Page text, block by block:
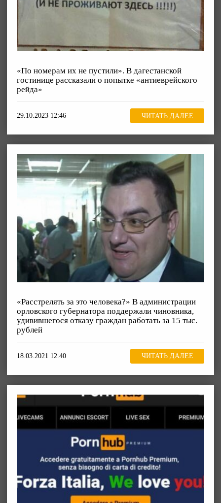
«По номерам их не пустили». В дагестанской
гостинице рассказали о попытке «антиеврейского
рейда»
29.10.2023 12:46 ЧИТАТЬ ДАЛЕЕ
«Расстрелять за это человека?» В администрации
орловского губернатора поддержали чиновника,
удивившегося отказу граждан работать за 15 тыс.
рублей
18.03.2021 12:40 ЧИТАТЬ ДАЛЕЕ